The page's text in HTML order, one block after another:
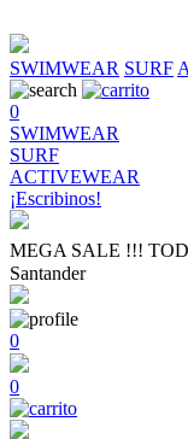
SWIMWEAR SURF
0
SWIMWEAR
SURF
ACTIVEWEAR
¡Escribinos!
MEGA SALE !!!
Santander
0
0